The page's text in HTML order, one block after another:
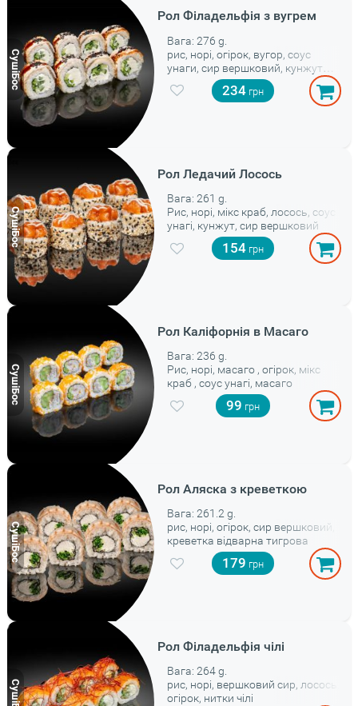
Рол Філадельфія з вугрем
Вага: 276 g.
рис, норі, огірок, вугор, соус
унаги, сир вершковий, кунжут
вартість без урахування знижок
234
Рол Ледачий Лосось
Вага: 261 g.
Рис, норі, мікс краб, лосось, соус
унагі, кунжут, сир вершковий
154
Рол Каліфорнія в Масаго
Вага: 236 g.
Рис, норі, масаго , огірок, мікс
краб , соус унагі, масаго
99
Рол Аляска з креветкою
Вага: 261.2 g.
рис, норі, огірок, сир вершковий,
креветка відварна тигрова
179
Рол Філадельфія чілі
Вага: 264 g.
рис, норі, вершковий сир, лосось,
огірок, нитки чілі